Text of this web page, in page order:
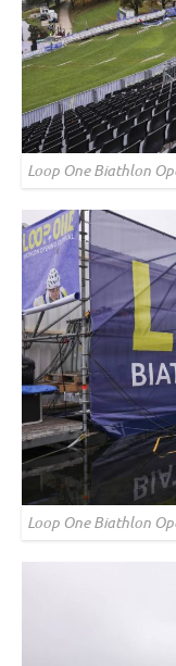
Loop One Biathlon
Loop One Biathlon